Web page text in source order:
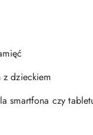
dzieckiem
smartfona czy